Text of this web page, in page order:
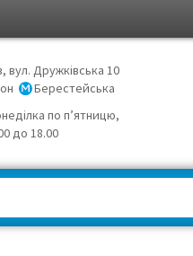
вул. Дружківська 10
Берестейська
по п’ятницю,
до 18.00